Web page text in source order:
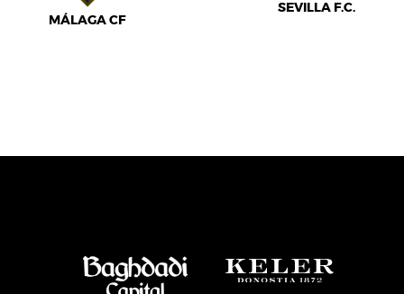
MÁLAGA CF
SEVILLA F.C.